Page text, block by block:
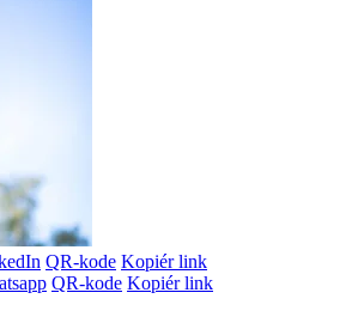
QR-kode Kopiér link
QR-kode Kopiér link